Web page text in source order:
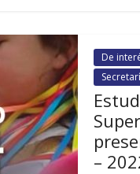
De
–